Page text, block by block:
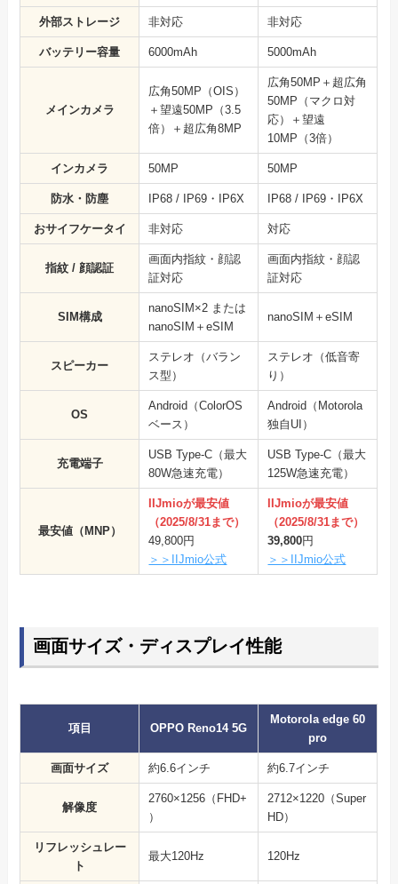
外部ストレージ 非対応 非対応
バッテリー容量 6000mAh 5000mAh
メインカメラ
広角50MP（OIS）
＋望遠50MP（3.5
倍）＋超広角8MP
広角50MP＋超広角
50MP（マクロ対
応）＋望遠
10MP（3倍）
インカメラ 50MP 50MP
防水・防塵 IP68 / IP69・IP6X IP68 / IP69・IP6X
おサイフケータイ 非対応 対応
指紋 / 顔認証
画面内指紋・顔認
証対応
画面内指紋・顔認
証対応
SIM構成
nanoSIM×2 または
nanoSIM＋eSIM
nanoSIM＋eSIM
スピーカー
ステレオ（バラン
ス型）
ステレオ（低音寄
り）
OS
Android（ColorOS
ベース）
Android（Motorola
独自UI）
充電端子
USB Type-C（最大
80W急速充電）
USB Type-C（最大
125W急速充電）
最安値（MNP）
IIJmioが最安値
（2025/8/31まで）
49,800円
＞＞IIJmio公式
IIJmioが最安値
（2025/8/31まで）
39,800円
＞＞IIJmio公式
画面サイズ・ディスプレイ性能
項目 OPPO Reno14 5G
Motorola edge 60
pro
画面サイズ 約6.6インチ 約6.7インチ
解像度
2760×1256（FHD+
）
2712×1220（Super
HD）
リフレッシュレー
ト
最大120Hz 120Hz